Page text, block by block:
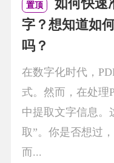
置顶
如何快速
字？想知道如
吗？
在数字化时代，
式。然而，在处理
中提取文字信息。
取”。你是否想过
而...